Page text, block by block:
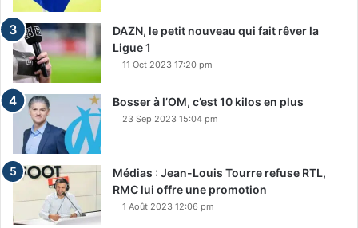
DAZN, le petit nouveau qui fait rêver la
Ligue 1
11 Oct 2023 17:20 pm
Bosser à l’OM, c’est 10 kilos en plus
23 Sep 2023 15:04 pm
Médias : Jean-Louis Tourre refuse RTL,
RMC lui offre une promotion
1 Août 2023 12:06 pm